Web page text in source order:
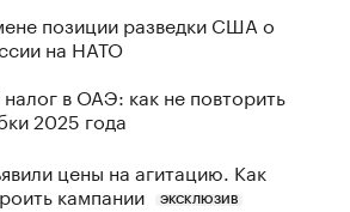
позиции разведки США о
на НАТО
в ОАЭ: как не повторить
2025 года
цены на агитацию. Как
кампании
ЭКСКЛЮЗИВ